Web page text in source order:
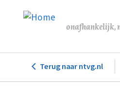
de
onafhankelijk,
Hoofdnavigatie
Terug naar ntvg.nl